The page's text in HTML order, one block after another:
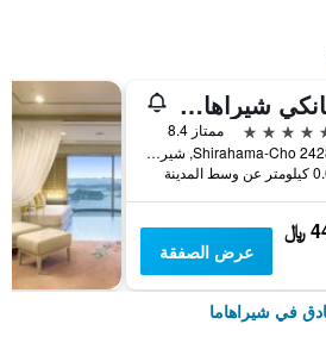
نانكي شيراهاما ماريوت هوتل
ممتاز 8.4
2428 Shirahama-Cho, شيراهاما, اليابان
وسط المدينة
﷼
عرض الصفقة
في شيراهاما